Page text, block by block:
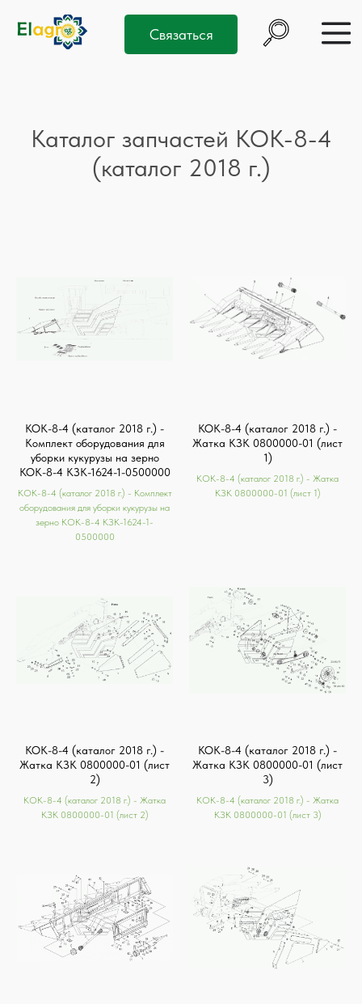
Каталог запчастей КОК-8-4
(каталог 2018 г.)
КОК-8-4 (каталог 2018 г.) -
Комплект оборудования для
уборки кукурузы на зерно
КОК-8-4 КЗК-1624-1-0500000
КОК-8-4 (каталог 2018 г.) - Комплект
оборудования для уборки кукурузы на
зерно КОК-8-4 КЗК-1624-1-
0500000
КОК-8-4 (каталог 2018 г.) -
Жатка КЗК 0800000-01 (лист
1)
КОК-8-4 (каталог 2018 г.) - Жатка
КЗК 0800000-01 (лист 1)
КОК-8-4 (каталог 2018 г.) -
Жатка КЗК 0800000-01 (лист
2)
КОК-8-4 (каталог 2018 г.) - Жатка
КЗК 0800000-01 (лист 2)
КОК-8-4 (каталог 2018 г.) -
Жатка КЗК 0800000-01 (лист
3)
КОК-8-4 (каталог 2018 г.) - Жатка
КЗК 0800000-01 (лист 3)